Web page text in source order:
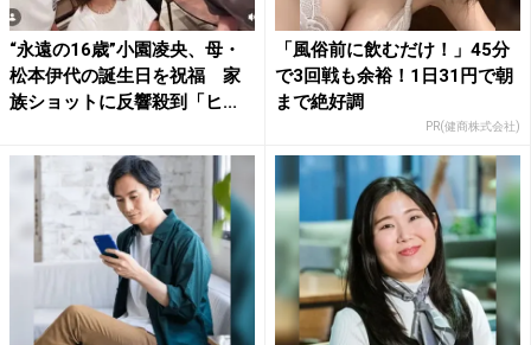
“永遠の16歳”小園凌央、母・
松本伊代の誕生日を祝福 家
族ショットに反響殺到「ヒ...
「風俗前に飲むだけ！」45分
で3回戦も余裕！1日31円で朝
まで絶好調
PR(健商株式会社)